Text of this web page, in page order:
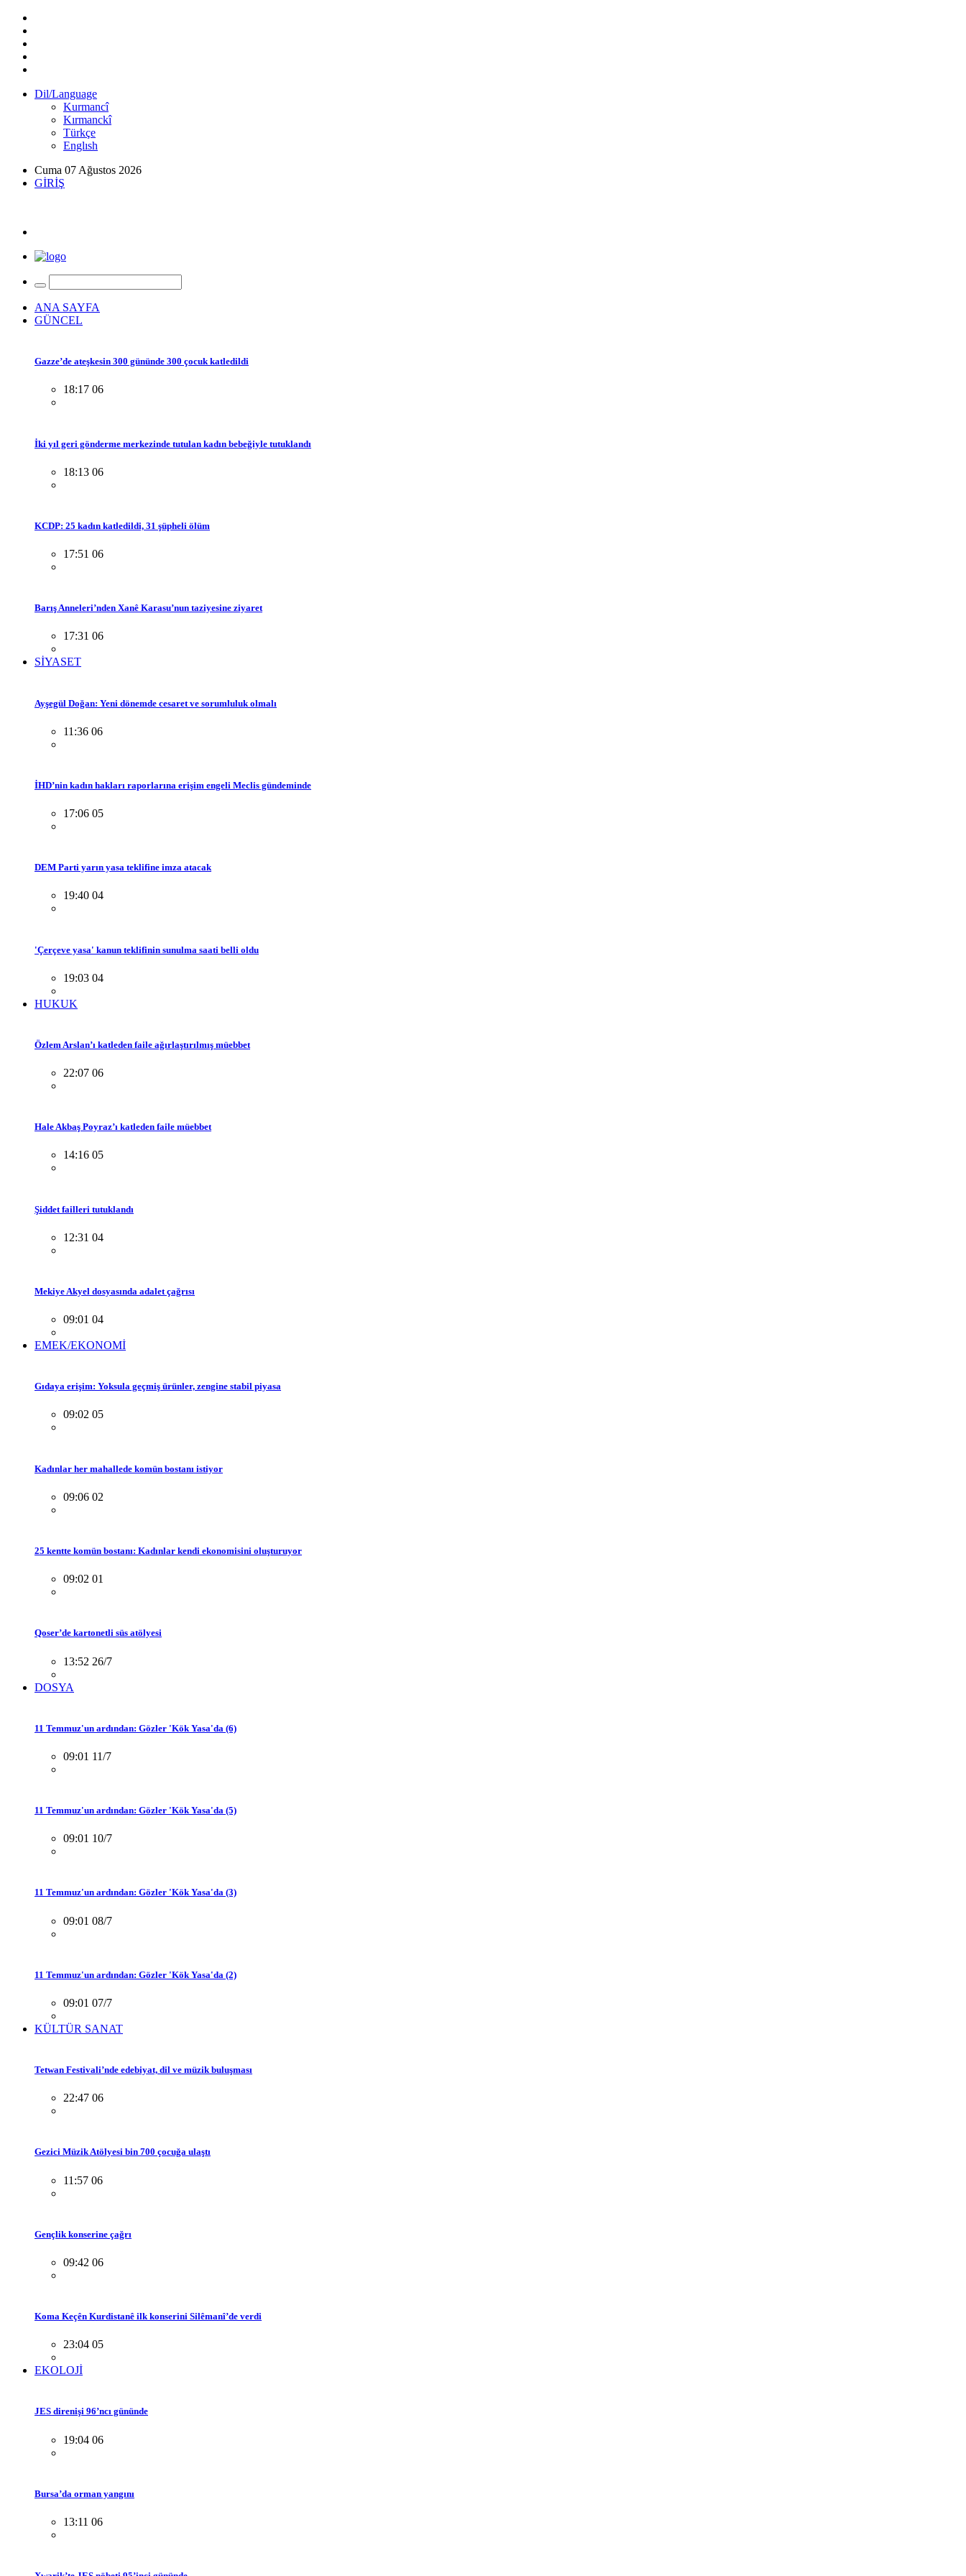
Dil/Language
Kurmancî
Kırmanckî
Türkçe
Englısh
Cuma 07 Ağustos 2026
GİRİŞ
ANA SAYFA
GÜNCEL
Gazze’de ateşkesin 300 gününde 300 çocuk katledildi
18:17 06
İki yıl geri gönderme merkezinde tutulan kadın bebeğiyle tutuklandı
18:13 06
KCDP: 25 kadın katledildi, 31 şüpheli ölüm
17:51 06
Barış Anneleri’nden Xanê Karasu’nun taziyesine ziyaret
17:31 06
SİYASET
Ayşegül Doğan: Yeni dönemde cesaret ve sorumluluk olmalı
11:36 06
İHD’nin kadın hakları raporlarına erişim engeli Meclis gündeminde
17:06 05
DEM Parti yarın yasa teklifine imza atacak
19:40 04
'Çerçeve yasa' kanun teklifinin sunulma saati belli oldu
19:03 04
HUKUK
Özlem Arslan’ı katleden faile ağırlaştırılmış müebbet
22:07 06
Hale Akbaş Poyraz’ı katleden faile müebbet
14:16 05
Şiddet failleri tutuklandı
12:31 04
Mekiye Akyel dosyasında adalet çağrısı
09:01 04
EMEK/EKONOMİ
Gıdaya erişim: Yoksula geçmiş ürünler, zengine stabil piyasa
09:02 05
Kadınlar her mahallede komün bostanı istiyor
09:06 02
25 kentte komün bostanı: Kadınlar kendi ekonomisini oluşturuyor
09:02 01
Qoser’de kartonetli süs atölyesi
13:52 26/7
DOSYA
11 Temmuz'un ardından: Gözler 'Kök Yasa'da (6)
09:01 11/7
11 Temmuz'un ardından: Gözler 'Kök Yasa'da (5)
09:01 10/7
11 Temmuz'un ardından: Gözler 'Kök Yasa'da (3)
09:01 08/7
11 Temmuz'un ardından: Gözler 'Kök Yasa'da (2)
09:01 07/7
KÜLTÜR SANAT
Tetwan Festivali’nde edebiyat, dil ve müzik buluşması
22:47 06
Gezici Müzik Atölyesi bin 700 çocuğa ulaştı
11:57 06
Gençlik konserine çağrı
09:42 06
Koma Keçên Kurdistanê ilk konserini Silêmanî’de verdi
23:04 05
EKOLOJİ
JES direnişi 96’ncı gününde
19:04 06
Bursa’da orman yangını
13:11 06